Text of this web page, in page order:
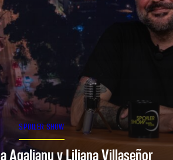
SPOILER SHOW
Agalianu y Liliana Villaseñor